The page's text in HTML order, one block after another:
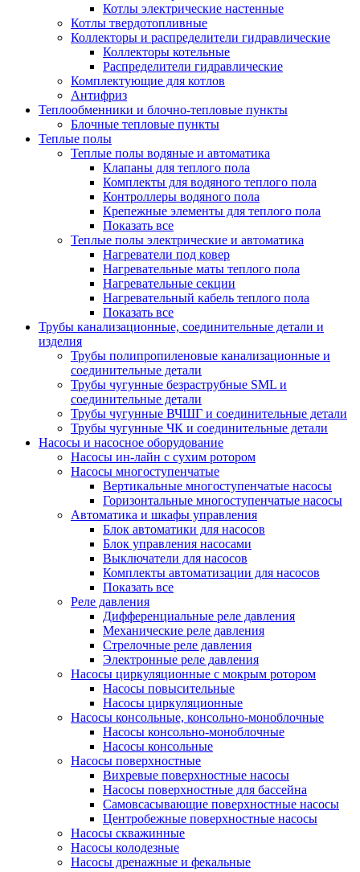
Котлы электрические настенные
Котлы твердотопливные
Коллекторы и распределители гидравлические
Коллекторы котельные
Распределители гидравлические
Комплектующие для котлов
Антифриз
Теплообменники и блочно-тепловые пункты
Блочные тепловые пункты
Теплые полы
Теплые полы водяные и автоматика
Клапаны для теплого пола
Комплекты для водяного теплого пола
Контроллеры водяного пола
Крепежные элементы для теплого пола
Показать все
Теплые полы электрические и автоматика
Нагреватели под ковер
Нагревательные маты теплого пола
Нагревательные секции
Нагревательный кабель теплого пола
Показать все
Трубы канализационные, соединительные детали и
изделия
Трубы полипропиленовые канализационные и
соединительные детали
Трубы чугунные безраструбные SML и
соединительные детали
Трубы чугунные ВЧШГ и соединительные детали
Трубы чугунные ЧК и соединительные детали
Насосы и насосное оборудование
Насосы ин-лайн с сухим ротором
Насосы многоступенчатые
Вертикальные многоступенчатые насосы
Горизонтальные многоступенчатые насосы
Автоматика и шкафы управления
Блок автоматики для насосов
Блок управления насосами
Выключатели для насосов
Комплекты автоматизации для насосов
Показать все
Реле давления
Дифференциальные реле давления
Механические реле давления
Стрелочные реле давления
Электронные реле давления
Насосы циркуляционные с мокрым ротором
Насосы повысительные
Насосы циркуляционные
Насосы консольные, консольно-моноблочные
Насосы консольно-моноблочные
Насосы консольные
Насосы поверхностные
Вихревые поверхностные насосы
Насосы поверхностные для бассейна
Самовсасывающие поверхностные насосы
Центробежные поверхностные насосы
Насосы скважинные
Насосы колодезные
Насосы дренажные и фекальные